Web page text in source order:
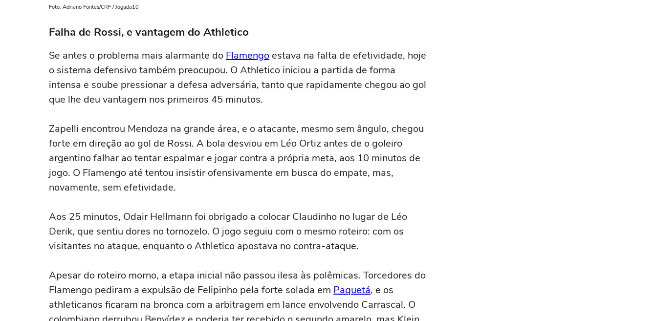
Foto: Adriano Fontes/CRF / Jogada10
Falha de Rossi, e vantagem do Athletico
Se antes o problema mais alarmante do Flamengo estava na falta de efetividade, hoje
o sistema defensivo também preocupou. O Athletico iniciou a partida de forma
intensa e soube pressionar a defesa adversária, tanto que rapidamente chegou ao gol
que lhe deu vantagem nos primeiros 45 minutos.
Zapelli encontrou Mendoza na grande área, e o atacante, mesmo sem ângulo, chegou
forte em direção ao gol de Rossi. A bola desviou em Léo Ortiz antes de o goleiro
argentino falhar ao tentar espalmar e jogar contra a própria meta, aos 10 minutos de
jogo. O Flamengo até tentou insistir ofensivamente em busca do empate, mas,
novamente, sem efetividade.
Aos 25 minutos, Odair Hellmann foi obrigado a colocar Claudinho no lugar de Léo
Derik, que sentiu dores no tornozelo. O jogo seguiu com o mesmo roteiro: com os
visitantes no ataque, enquanto o Athletico apostava no contra-ataque.
Apesar do roteiro morno, a etapa inicial não passou ilesa às polêmicas. Torcedores do
Flamengo pediram a expulsão de Felipinho pela forte solada em Paquetá, e os
athleticanos ficaram na bronca com a arbitragem em lance envolvendo Carrascal. O